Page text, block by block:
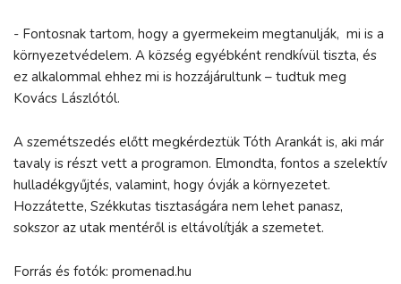
- Fontosnak tartom, hogy a gyermekeim megtanulják, mi is a
környezetvédelem. A község egyébként rendkívül tiszta, és
ez alkalommal ehhez mi is hozzájárultunk – tudtuk meg
Kovács Lászlótól.
A szemétszedés előtt megkérdeztük Tóth Arankát is, aki már
tavaly is részt vett a programon. Elmondta, fontos a szelektív
hulladékgyűjtés, valamint, hogy óvják a környezetet.
Hozzátette, Székkutas tisztaságára nem lehet panasz,
sokszor az utak mentéről is eltávolítják a szemetet.
Forrás és fotók: promenad.hu